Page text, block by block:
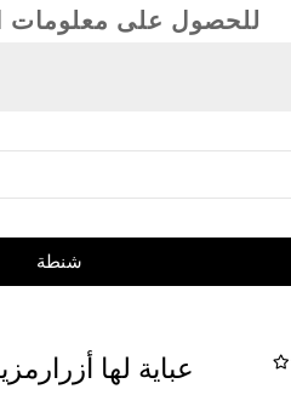
(للحصول على
شنطة
عباية لها